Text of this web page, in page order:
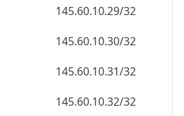
145.60.10.29/32
145.60.10.30/32
145.60.10.31/32
145.60.10.32/32